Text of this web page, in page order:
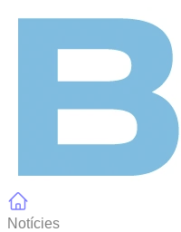
Notícies